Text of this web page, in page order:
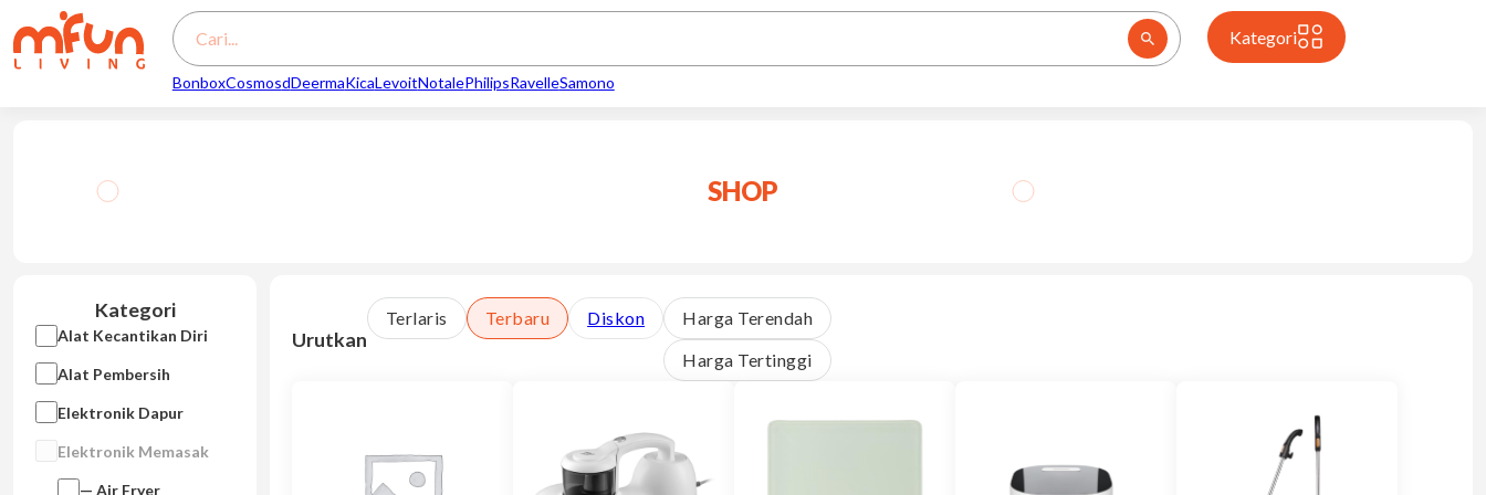
Search
BonboxCosmosdDeermaKicaLevoitNotalePhilipsRavelleSamono
Kategori
SHOP
Kategori
Alat Kecantikan Diri
Alat Pembersih
Elektronik Dapur
Elektronik Memasak
— Air Fryer
Urutkan
Terlaris Terbaru Diskon
Harga Terendah
Harga Tertinggi